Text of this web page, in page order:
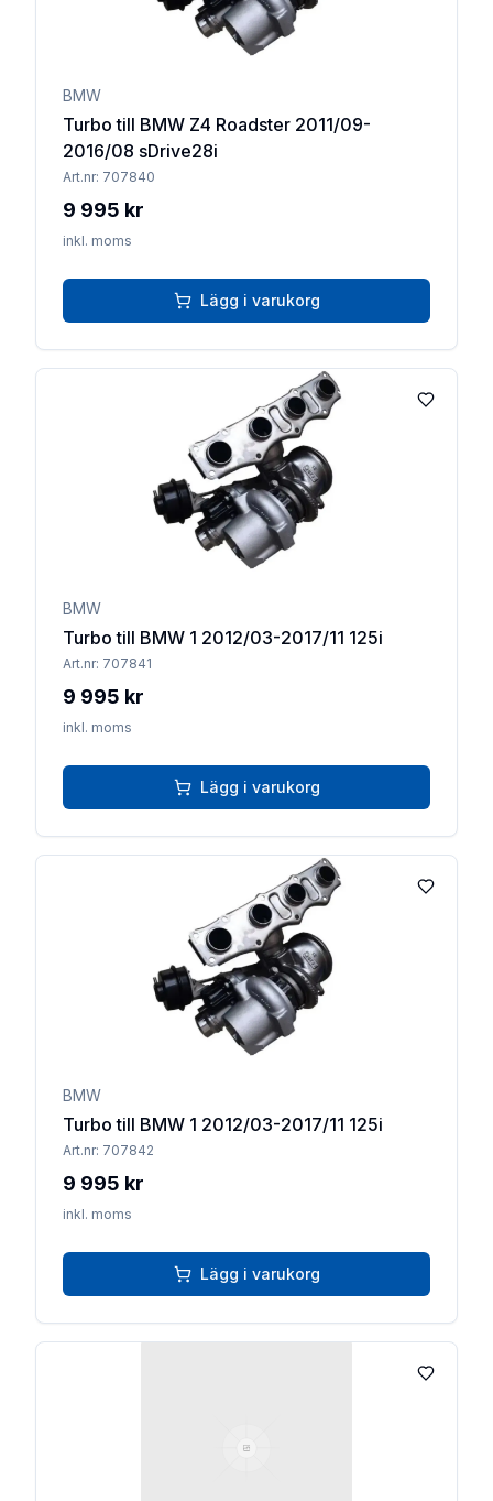
BMW
Turbo till BMW Z4 Roadster 2011/09-
2016/08 sDrive28i
Art.nr: 707840
9 995 kr
inkl. moms
Lägg i varukorg
Lägg till
BMW
Turbo till BMW 1 2012/03-2017/11 125i
Art.nr: 707841
9 995 kr
inkl. moms
Lägg i varukorg
Lägg till
BMW
Turbo till BMW 1 2012/03-2017/11 125i
Art.nr: 707842
9 995 kr
inkl. moms
Lägg i varukorg
Lägg till